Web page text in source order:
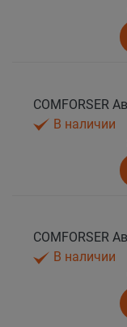
В наличии
В наличии